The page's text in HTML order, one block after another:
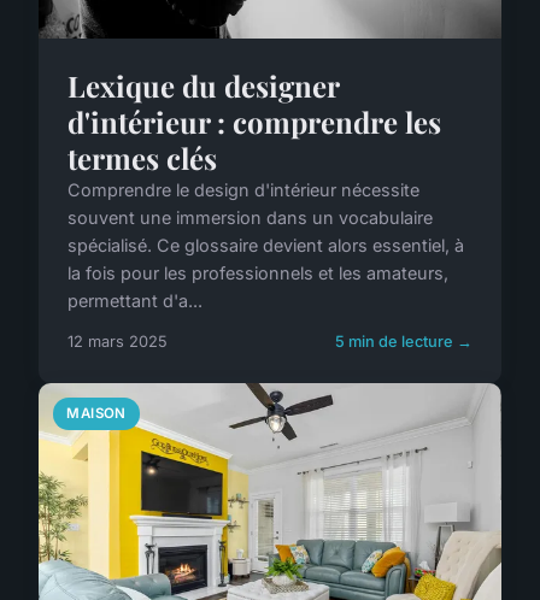
Lexique du designer
d'intérieur : comprendre les
termes clés
Comprendre le design d'intérieur nécessite
souvent une immersion dans un vocabulaire
spécialisé. Ce glossaire devient alors essentiel, à
la fois pour les professionnels et les amateurs,
permettant d'a...
12 mars 2025 5 min de lecture →
MAISON